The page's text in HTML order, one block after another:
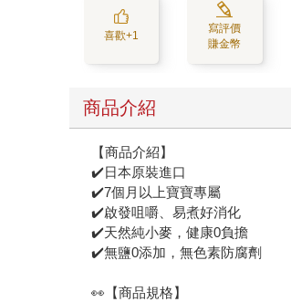
喜歡+1
寫評價
賺金幣
商品介紹
【商品介紹】
✔️日本原裝進口
✔️7個月以上寶寶專屬
✔️啟發咀嚼、易煮好消化
✔️天然純小麥，健康0負擔
✔️無鹽0添加，無色素防腐劑
👀【商品規格】